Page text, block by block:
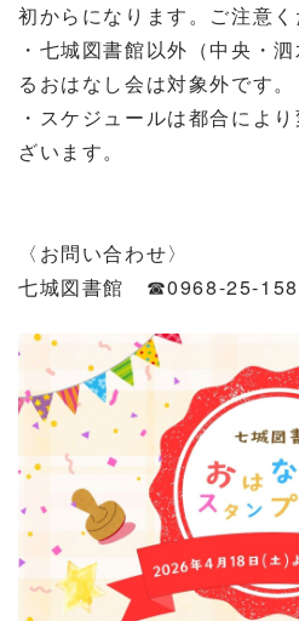
初からになります。ご注意く
・七城図書館以外（中央・
るおはなし会は対象外です。
・スケジュールは都合によ
ざいます。
〈お問い合わせ〉
七城図書館 ☎0968-25-